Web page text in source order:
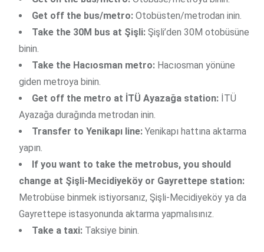
Get off the bus/metro: Otobüsten/metrodan inin.
Take the 30M bus at Şişli: Şişli’den 30M otobüsüne
binin.
Take the Hacıosman metro: Hacıosman yönüne
giden metroya binin.
Get off the metro at İTÜ Ayazağa station: İTÜ
Ayazağa durağında metrodan inin.
Transfer to Yenikapı line: Yenikapı hattına aktarma
yapın.
If you want to take the metrobus, you should
change at Şişli-Mecidiyeköy or Gayrettepe station:
Metrobüse binmek istiyorsanız, Şişli-Mecidiyeköy ya da
Gayrettepe istasyonunda aktarma yapmalısınız.
Take a taxi: Taksiye binin.